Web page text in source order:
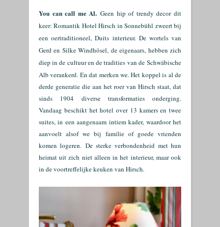
You can call me Al. Geen hip of trendy decor dit
keer: Romantik Hotel Hirsch in Sonnebühl zweert bij
een oertraditioneel, Duits interieur. De wortels van
Gerd en Silke Windhösel, de eigenaars, hebben zich
diep in de cultuur en de tradities van de Schwäbische
Alb verankerd. En dat merken we. Het koppel is al de
derde generatie die aan het roer van Hirsch staat, dat
sinds 1904 diverse transformaties onderging.
Vandaag beschikt het hotel over 13 kamers en twee
suites, in een aangenaam intiem kader, waardoor het
aanvoelt alsof we bij familie of goede vrienden
komen logeren. De sterke verbondenheid met hun
heimat uit zich niet alleen in het interieur, maar ook
in de voortreffelijke keuken van Hirsch.